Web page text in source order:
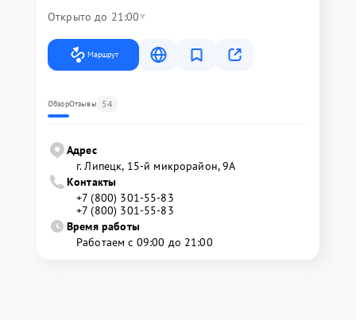
Открыто до 21:00
Маршрут
ОбзорОтзывы 54
Адрес
г. Липецк, 15-й микрорайон, 9А
Контакты
+7 (800) 301-55-83
+7 (800) 301-55-83
Время работы
Работаем с 09:00 до 21:00